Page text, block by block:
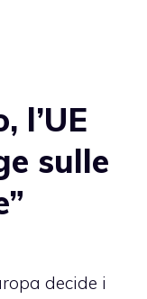
l’UE
sulle
decide i